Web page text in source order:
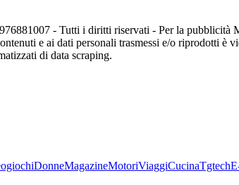
- Tutti i diritti riservati - Per la pubblicità
e ai dati personali trasmessi e/o riprodotti è
di data scraping.
DonneMagazineMotoriViaggiCucinaTgtech